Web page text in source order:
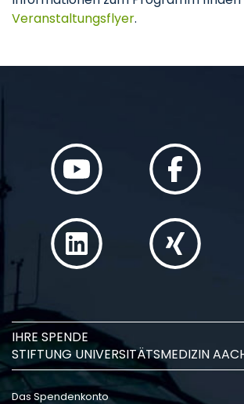
Veranstaltungsflyer.
IHRE SPENDE
STIFTUNG UNIVERSITÄTSMEDIZIN
Das Spendenkonto